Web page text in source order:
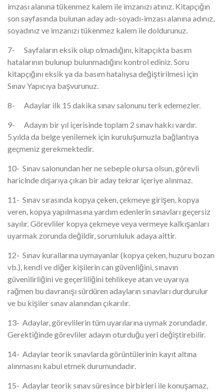
imzası alanına tükenmez kalem ile imzanızı atınız. Kitapçığın
son sayfasında bulunan aday adı-soyadı-imzası alanına adınız,
soyadınız ve imzanızı tükenmez kalem ile doldurunuz.
7- Sayfaların eksik olup olmadığını, kitapçıkta basım
hatalarının bulunup bulunmadığını kontrol ediniz. Soru
kitapçığını eksik ya da basım hatalıysa değiştirilmesi için
Sınav Yapıcıya başvurunuz.
8- Adaylar ilk 15 dakika sınav salonunu terk edemezler.
9- Adayın bir yıl içerisinde toplam 2 sınav hakkı vardır.
5.yılda da belge yenilemek için kuruluşumuzla bağlantıya
geçmeniz gerekmektedir.
10- Sınav salonundan her ne sebeple olursa olsun, görevli
haricinde dışarıya çıkan bir aday tekrar içeriye alınmaz.
11- Sınav sırasında kopya çeken, çekmeye girişen, kopya
veren, kopya yapılmasına yardım edenlerin sınavları geçersiz
sayılır. Görevliler kopya çekmeye veya vermeye kalkışanları
uyarmak zorunda değildir, sorumluluk adaya aittir.
12- Sınav kurallarına uymayanlar (kopya çeken, huzuru bozan
vb.), kendi ve diğer kişilerin can güvenliğini, sınavın
güvenilirliğini ve geçerliliğini tehlikeye atan ve uyarıya
rağmen bu davranışı sürdüren adayların sınavları durdurulur
ve bu kişiler sınav alanından çıkarılır.
13- Adaylar, görevlilerin tüm uyarılarına uymak zorundadır.
Gerektiğinde görevliler adayın oturduğu yeri değiştirebilir.
14- Adaylar teorik sınavlarda görüntülerinin kayıt altına
alınmasını kabul etmek durumundadır.
15- Adaylar teorik sınav süresince birbirleri ile konuşamaz,